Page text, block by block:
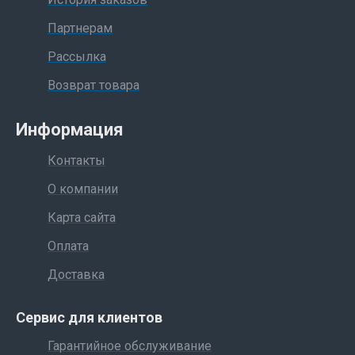
Партнерам
Рассылка
Возврат товара
Информация
Контакты
О компании
Карта сайта
Оплата
Доставка
Сервис для клиентов
Гарантийное обслуживание